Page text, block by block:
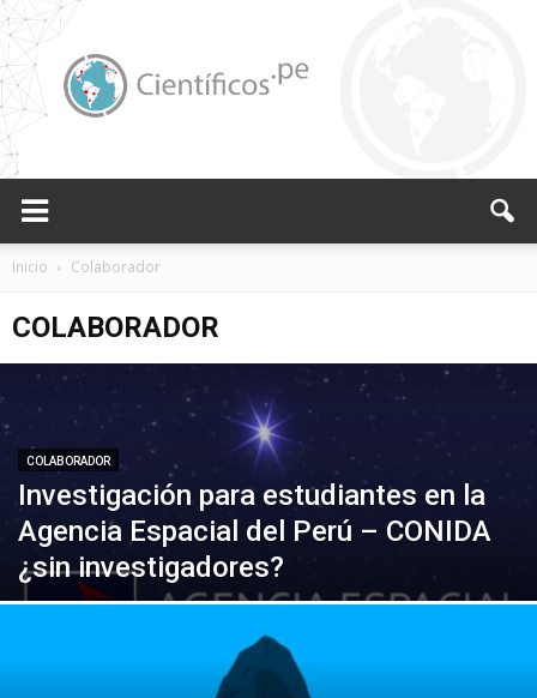
Peruanos
Inicio Colaborador
COLABORADOR
COLABORADOR
Investigación para estudiantes en la
Agencia Espacial del Perú – CONIDA
¿sin investigadores?